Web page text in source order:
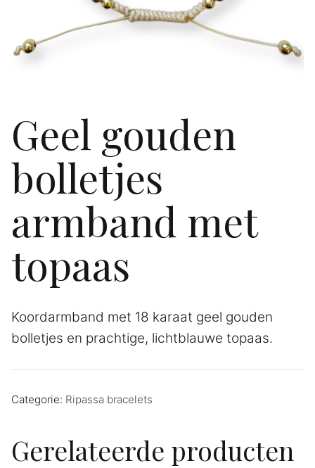
Geel gouden
bolletjes
armband met
topaas
Koordarmband met 18 karaat geel gouden
bolletjes en prachtige, lichtblauwe topaas.
Categorie: Ripassa bracelets
Gerelateerde producten